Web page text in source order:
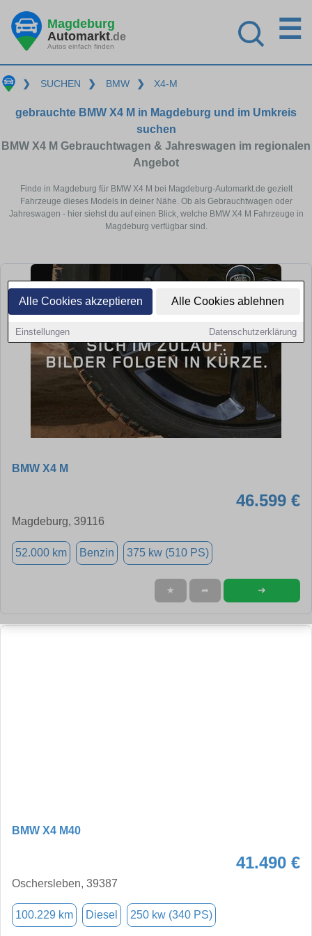
Alle Cookies akzeptieren Alle Cookies ablehnen
Einstellungen Datenschutzerklärung
Magdeburg
Automarkt.de
Autos einfach finden
☰
❯ SUCHEN ❯ BMW ❯ X4-M
gebrauchte BMW X4 M in Magdeburg und im Umkreis
suchen
BMW X4 M Gebrauchtwagen & Jahreswagen im regionalen
Angebot
Finde in Magdeburg für BMW X4 M bei Magdeburg-Automarkt.de gezielt
Fahrzeuge dieses Models in deiner Nähe. Ob als Gebrauchtwagen oder
Jahreswagen - hier siehst du auf einen Blick, welche BMW X4 M Fahrzeuge in
Magdeburg verfügbar sind.
BMW X4 M
46.599 €
Magdeburg, 39116
52.000 km Benzin 375 kw (510 PS)
★ ➦ ➜
BMW X4 M40
41.490 €
Oschersleben, 39387
100.229 km Diesel 250 kw (340 PS)